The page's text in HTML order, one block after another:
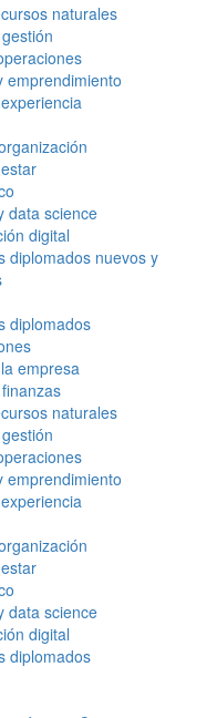
naturales
emprendimiento
data science
digital
diplomados nuevos y
diplomados
empresa
naturales
emprendimiento
data science
digital
diplomados